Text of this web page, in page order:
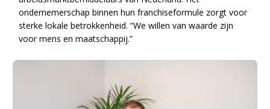
ondernemerschap binnen hun franchiseformule zorgt voor
sterke lokale betrokkenheid. “We willen van waarde zijn
voor mens en maatschappij.”